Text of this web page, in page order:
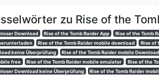
zu Rise of the
Download Rise of the Tomb Raider App Rise of the Tomb
Rise of the Tomb Raider mobile download
Rise of
keine Überprüfung
Rise of the Tomb Raider mobile
free
Rise of the Tomb Raider mobile emulator
Rise of the
Download keine Überprüfung
Rise of the Tomb Raider